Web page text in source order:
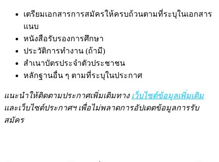
เตรียมเอกสารการสมัครให้ครบถ้วนตามที่ระบุในเอกสาร
แนบ
หนังสือรับรองการศึกษา
ประวัติการทำงาน (ถ้ามี)
สำเนาบัตรประจำตัวประชาชน
หลักฐานอื่น ๆ ตามที่ระบุในประกาศ
แนะนำให้ติดตามประกาศเพิ่มเติมทาง เว็บไซต์ข้อมูลเพิ่มเติม
และเว็บไซต์ประกาศฯ เพื่อไม่พลาดการอัปเดตข้อมูลการรับ
สมัคร